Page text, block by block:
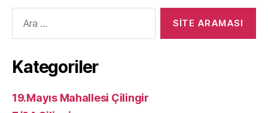
yap:
Kategoriler
19.Mayıs Mahallesi Çilingir